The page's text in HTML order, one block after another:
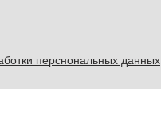
перснональных данных